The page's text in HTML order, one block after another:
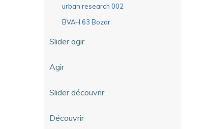
urban research 002
BVAH 63 Bozar
Slider agir
Agir
Slider découvrir
Découvrir